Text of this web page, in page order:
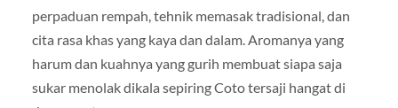
perpaduan rempah, tehnik memasak tradisional, dan
cita rasa khas yang kaya dan dalam. Aromanya yang
harum dan kuahnya yang gurih membuat siapa saja
sukar menolak dikala sepiring Coto tersaji hangat di